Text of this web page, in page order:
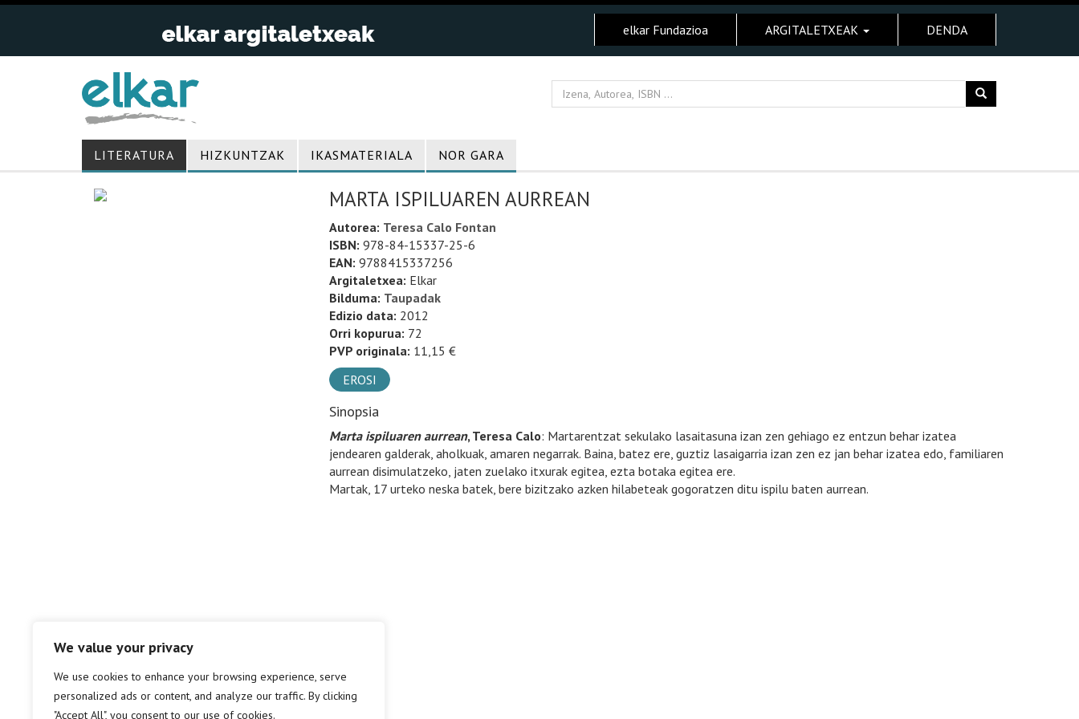
We value your privacy
We use cookies to enhance your browsing experience, serve
personalized ads or content, and analyze our traffic. By clicking
"Accept All", you consent to our use of cookies.
elkar Fundazioa ARGITALETXEAK DENDA
LITERATURA HIZKUNTZAK IKASMATERIALA NOR GARA
MARTA ISPILUAREN AURREAN
Autorea: Teresa Calo Fontan
ISBN: 978-84-15337-25-6
EAN: 9788415337256
Argitaletxea: Elkar
Bilduma: Taupadak
Edizio data: 2012
Orri kopurua: 72
PVP originala: 11,15 €
EROSI
Sinopsia
Marta ispiluaren aurrean, Teresa Calo: Martarentzat sekulako lasaitasuna izan zen gehiago ez entzun behar izatea
jendearen galderak, aholkuak, amaren negarrak. Baina, batez ere, guztiz lasaigarria izan zen ez jan behar izatea edo, familiaren
aurrean disimulatzeko, jaten zuelako itxurak egitea, ezta botaka egitea ere.
Martak, 17 urteko neska batek, bere bizitzako azken hilabeteak gogoratzen ditu ispilu baten aurrean.